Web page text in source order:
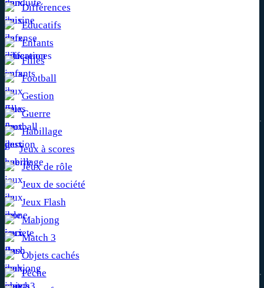
Différences
Educatifs
Enfants
Filles
Football
Gestion
Guerre
Habillage
Jeux à scores
Jeux de rôle
Jeux de société
Jeux Flash
Mahjong
Match 3
Objets cachés
Pêche